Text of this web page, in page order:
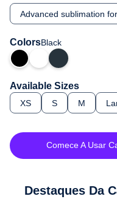
Advanced sublimation
ColorsBlack
Available Sizes
XS S M
Comece A Usar
Destaques Da